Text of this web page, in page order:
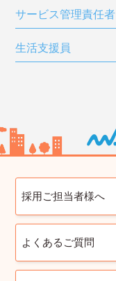
サービス管理責任者
生活支援員
採用ご担当者様へ
よくあるご質問